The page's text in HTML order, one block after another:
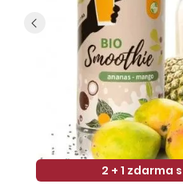
2 + 1 zdarma